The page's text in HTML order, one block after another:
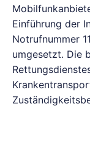
Einführung der
Notrufnummer
umgesetzt. Die